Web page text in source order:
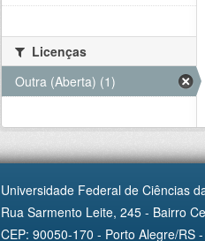
Licenças
Outra (Aberta) (1)
Universidade Federal de Ciências
Rua Sarmento Leite, 245 - Bairro
CEP: 90050-170 - Porto Alegre/RS